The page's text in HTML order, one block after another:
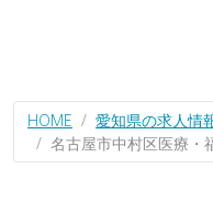
HOME
愛知県の求人情
名古屋市中村区医療・